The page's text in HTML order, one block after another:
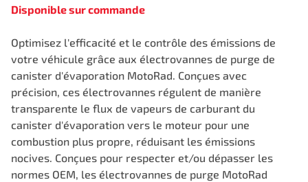
Disponible sur commande
Optimisez l'efficacité et le contrôle des émissions de
votre véhicule grâce aux électrovannes de purge de
canister d'évaporation MotoRad. Conçues avec
précision, ces électrovannes régulent de manière
transparente le flux de vapeurs de carburant du
canister d'évaporation vers le moteur pour une
combustion plus propre, réduisant les émissions
nocives. Conçues pour respecter et/ou dépasser les
normes OEM, les électrovannes de purge MotoRad